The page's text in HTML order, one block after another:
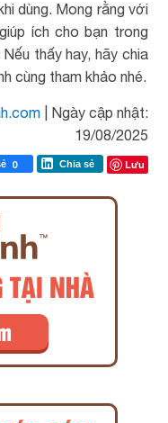
dùng. Mong rằng với
ích cho bạn trong
thấy hay, hãy chia
cùng tham khảo nhé.
Ngày cập nhật:
19/08/2025
0 Chia sẻ Lưu